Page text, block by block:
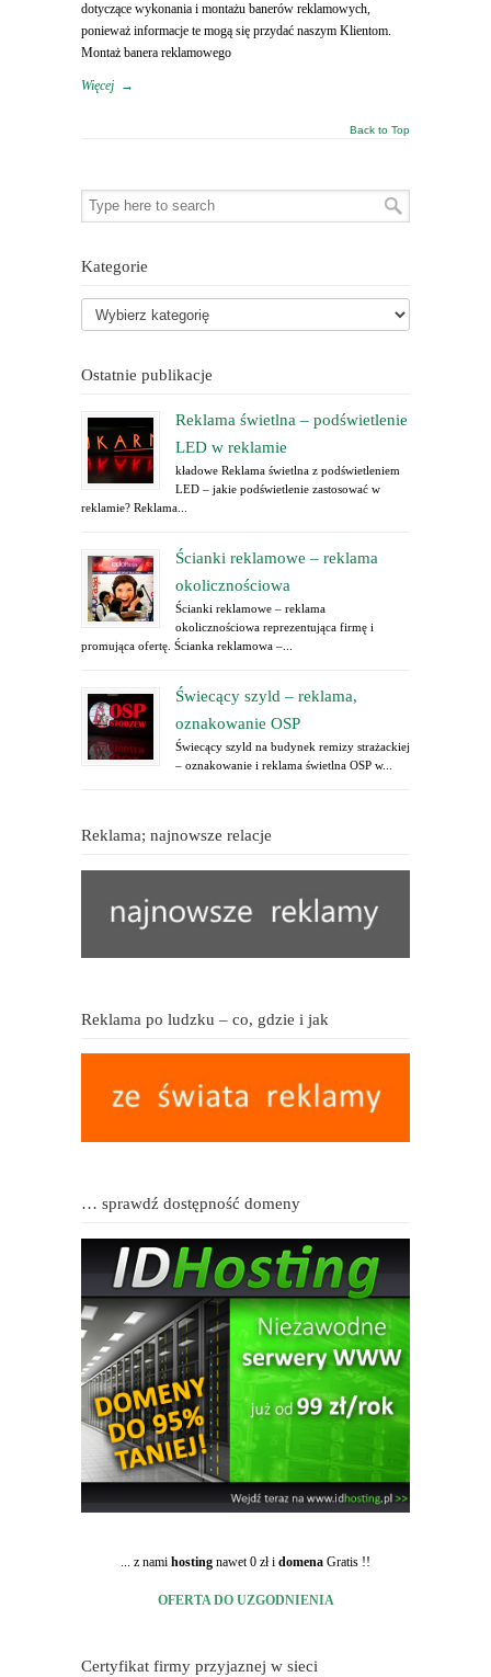
dotyczące wykonania i montażu banerów reklamowych,
ponieważ informacje te mogą się przydać naszym Klientom.
Montaż banera reklamowego
Więcej →
Back to Top
Kategorie
Ostatnie publikacje
Reklama świetlna – podświetlenie
LED w reklamie
kładowe Reklama świetlna z podświetleniem
LED – jakie podświetlenie zastosować w
reklamie? Reklama...
Ścianki reklamowe – reklama
okolicznościowa
Ścianki reklamowe – reklama
okolicznościowa reprezentująca firmę i
promująca ofertę. Ścianka reklamowa –...
Świecący szyld – reklama,
oznakowanie OSP
Świecący szyld na budynek remizy strażackiej
– oznakowanie i reklama świetlna OSP w...
Reklama; najnowsze relacje
Reklama po ludzku – co, gdzie i jak
… sprawdź dostępność domeny
... z nami hosting nawet 0 zł i domena Gratis !!
OFERTA DO UZGODNIENIA
Certyfikat firmy przyjaznej w sieci